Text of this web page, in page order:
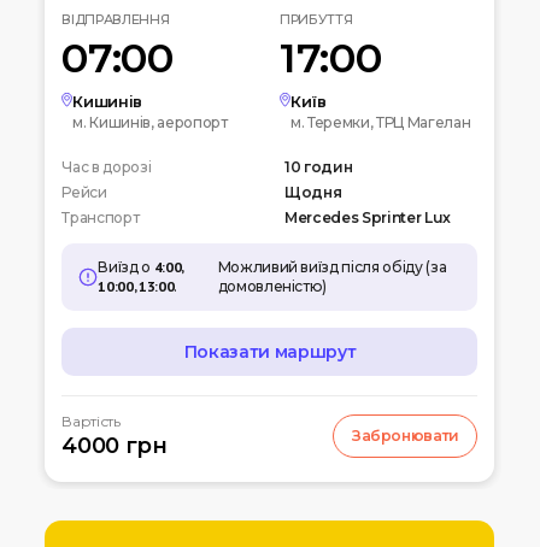
Біла церква
Вул. Леваневського
15:00
Автовокзал
Аеропорт
ВІДПРАВЛЕННЯ
07:00
Кишинів
м. Кишинів, аеропорт
ПРИБУТТЯ
17:00
Київ
м. Теремки, ТРЦ Магелан
Транспорт Mercedes Sprinter Lux
Час в дорозі
10 годин
Рейси
Щодня
Виїзд о 4:00,
10:00, 13:00.
Можливий виїзд після обіду (за
домовленістю)
Показати маршрут
07:00 Кишинів
м.Кишинів, аеропорт
Вартість
4000 грн Забронювати